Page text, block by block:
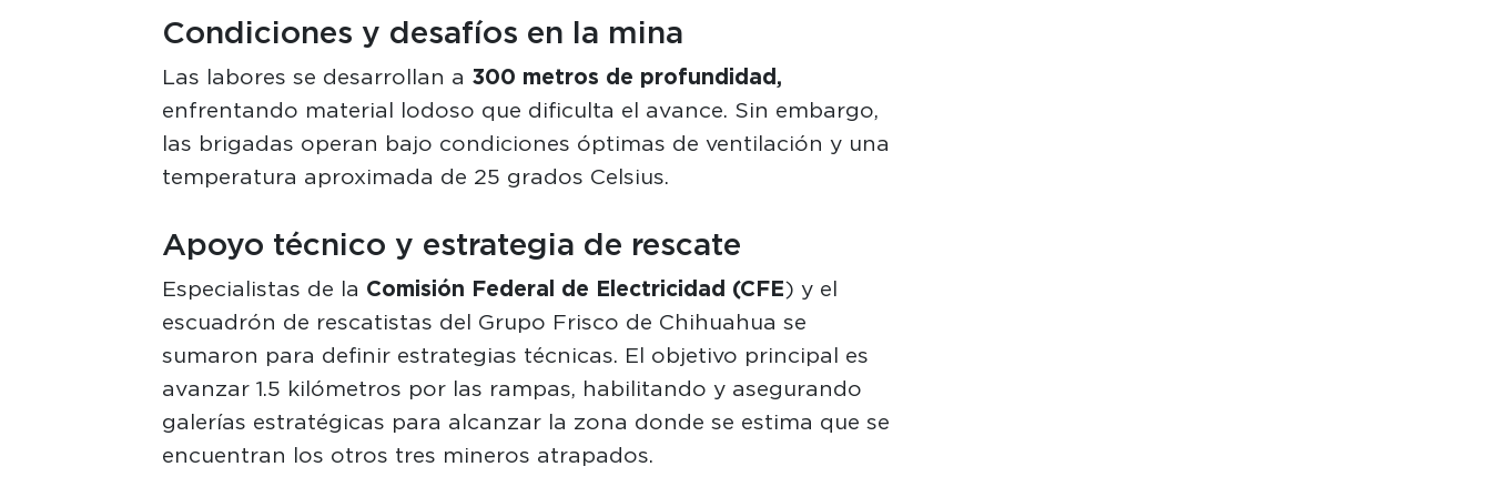
Condiciones y desafíos en la mina
Las labores se desarrollan a 300 metros de profundidad,
enfrentando material lodoso que dificulta el avance. Sin embargo,
las brigadas operan bajo condiciones óptimas de ventilación y una
temperatura aproximada de 25 grados Celsius.
Apoyo técnico y estrategia de rescate
Especialistas de la Comisión Federal de Electricidad (CFE) y el
escuadrón de rescatistas del Grupo Frisco de Chihuahua se
sumaron para definir estrategias técnicas. El objetivo principal es
avanzar 1.5 kilómetros por las rampas, habilitando y asegurando
galerías estratégicas para alcanzar la zona donde se estima que se
encuentran los otros tres mineros atrapados.